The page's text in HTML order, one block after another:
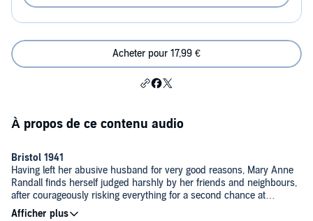
Acheter pour 17,99 €
À propos de ce contenu audio
Bristol 1941
Having left her abusive husband for very good reasons, Mary Anne
Randall finds herself judged harshly by her friends and neighbours,
after courageously risking everything for a second chance at
happiness with Michael.
(P)2022 Boldwood Books